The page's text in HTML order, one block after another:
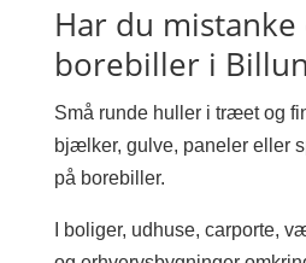
Har du mistanke
borebiller i
Små runde huller i træet og
bjælker, gulve, paneler eller
på borebiller.
I boliger, udhuse, carporte,